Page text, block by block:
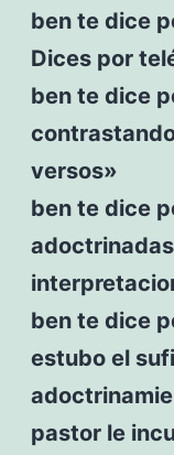
ben te dice
Dices por
ben te dice
versos»
ben te dice
ben te dice
estubo el
pastor le